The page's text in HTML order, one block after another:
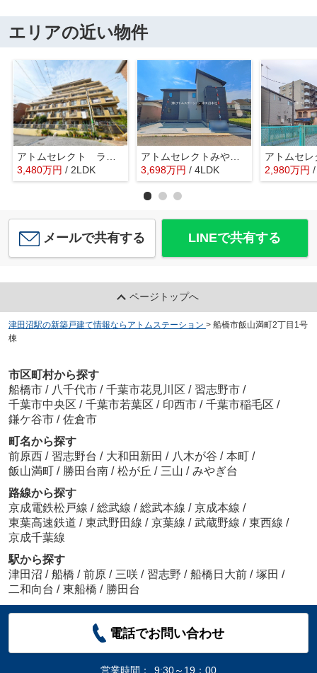
エリアの近い物件
3,480万円 / 2LDK
アトムセレクトみやぎ台５期 １号棟
3,698万円 / 4LDK 2,980万円
メールで共有する LINEで共有する
ページトップへ
津田沼駅の新築戸建て情報ならアトムステーション > 船橋市飯山満町2丁目1号
棟
市区町村から探す
船橋市 / 八千代市 / 千葉市花見川区 / 習志野市 /
千葉市中央区 / 千葉市若葉区 / 印西市 / 千葉市稲毛区 /
鎌ケ谷市 / 佐倉市
町名から探す
前原西 / 習志野台 / 大和田新田 / 八木が谷 / 本町 /
飯山満町 / 勝田台南 / 松が丘 / 三山 / みやぎ台
路線から探す
京成電鉄松戸線 / 総武線 / 総武本線 / 京成本線 /
東葉高速鉄道 / 東武野田線 / 京葉線 / 武蔵野線 / 東西線 /
京成千葉線
駅から探す
津田沼 / 船橋 / 前原 / 三咲 / 習志野 / 船橋日大前 / 塚田 /
二和向台 / 東船橋 / 勝田台
電話でお問い合わせ
営業時間： 9:30～19：00